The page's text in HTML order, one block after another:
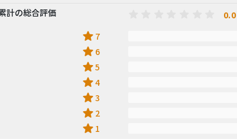
計の総合評価
0.0
star 7
star 6
star5
star4
star3
star 2
star 1